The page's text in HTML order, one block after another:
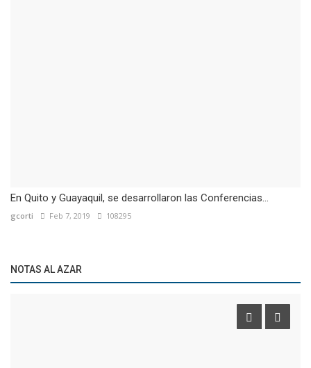
En Quito y Guayaquil, se desarrollaron las Conferencias...
gcorti Feb 7, 2019 108295
NOTAS AL AZAR